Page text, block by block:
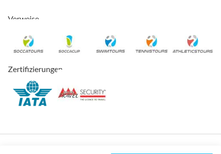
Verweise
Zertifizierungen